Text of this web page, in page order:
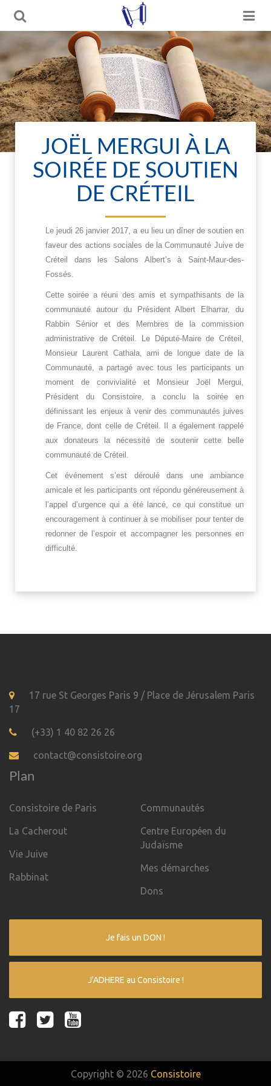
JOËL MERGUI À LA
SOIRÉE DE SOUTIEN
DE CRÉTEIL
Le jeudi 26 janvier 2017, a eu lieu un dîner de soutien en
faveur des actions sociales de la Communauté Juive de
Créteil dans les Salons Albert’s à Saint-Maur-des-
Fossés.
Cette soirée a réuni des amis et sympathisants de la
communauté autour du Président Albert Elharrar, du
Rabbin Sénior et des Membres de la commission
administrative de Créteil. Le Député-Maire de Créteil,
Monsieur Laurent Cathala, ami de longue date de la
Communauté, a partagé avec tous les participants un
moment de convivialité et Monsieur Joël Mergui,
Président du Consistoire, a conclu la soirée en
définissant les enjeux à venir des communautés juives
de France, dont celle de Créteil. Il a également rappelé
aux donateurs la nécessité de soutenir cette belle
communauté de Créteil.
Cet événement s’est déroulé dans une ambiance
amicale et les participants ont répondu généreusement à
l’appel d’urgence qui a été lancé, ce qui constitue un
encouragement à continuer à se mobiliser pour tenter de
redonner de l’espoir et accompagner les personnes en
difficulté.
17 rue St Georges Paris 9 / Place de Jérusalem Paris
17
(+33) 1 40 82 26 26
contact@consistoire.org
Plan
Consistoire de Paris
La Cacherout
Vie Juive
Rabbinat
Communautés
Centre Européen du
Judaïsme
Mes démarches
Dons
Je fais un DON !
J'ADHERE au Consistoire !
Copyright © 2026 Consistoire